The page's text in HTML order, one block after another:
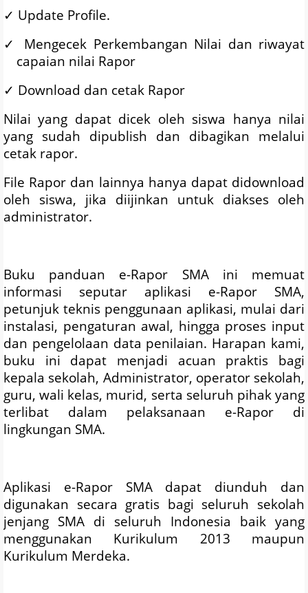
✓ Update Profile.
✓
Mengecek Perkembangan Nilai dan riwayat
capaian nilai Rapor
✓ Download dan cetak Rapor
Nilai yang dapat dicek oleh siswa hanya nilai
yang sudah dipublish dan dibagikan melalui
cetak rapor.
File Rapor dan lainnya hanya dapat didownload
oleh siswa, jika diijinkan untuk diakses oleh
administrator.
Buku panduan e-Rapor SMA ini memuat
informasi seputar aplikasi e-Rapor SMA,
petunjuk teknis penggunaan aplikasi, mulai dari
instalasi, pengaturan awal, hingga proses input
dan pengelolaan data penilaian. Harapan kami,
buku ini dapat menjadi acuan praktis bagi
kepala sekolah, Administrator, operator sekolah,
guru, wali kelas, murid, serta seluruh pihak yang
terlibat dalam pelaksanaan e-Rapor di
lingkungan SMA.
Aplikasi e-Rapor SMA dapat diunduh dan
digunakan secara gratis bagi seluruh sekolah
jenjang SMA di seluruh Indonesia baik yang
menggunakan Kurikulum 2013 maupun
Kurikulum Merdeka.